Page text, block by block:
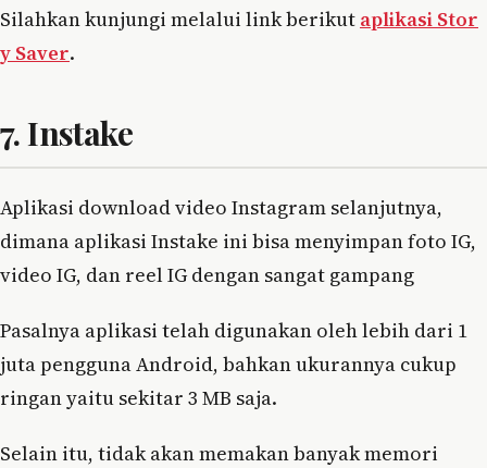
Silahkan kunjungi melalui link berikut aplikasi Stor
y Saver.
7. Instake
Aplikasi download video Instagram selanjutnya,
dimana aplikasi Instake ini bisa menyimpan foto IG,
video IG, dan reel IG dengan sangat gampang
Pasalnya aplikasi telah digunakan oleh lebih dari 1
juta pengguna Android, bahkan ukurannya cukup
ringan yaitu sekitar 3 MB saja.
Selain itu, tidak akan memakan banyak memori